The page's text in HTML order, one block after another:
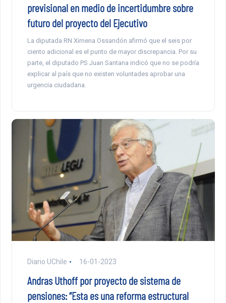
previsional en medio de incertidumbre sobre
futuro del proyecto del Ejecutivo
La diputada RN Ximena Ossandón afirmó que el seis por
ciento adicional es el punto de mayor discrepancia. Por su
parte, el diputado PS Juan Santana indicó que no se podría
explicar al país que no existen voluntades aprobar una
urgencia ciudadana.
Diario UChile 16-01-2023
Andras Uthoff por proyecto de sistema de
pensiones: “Esta es una reforma estructural